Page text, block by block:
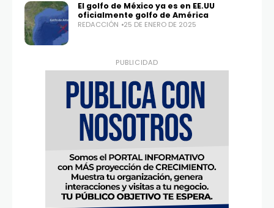
El golfo de México ya es en EE.UU
oficialmente golfo de América
REDACCIÓN 25 DE ENERO DE 2025
PUBLICIDAD